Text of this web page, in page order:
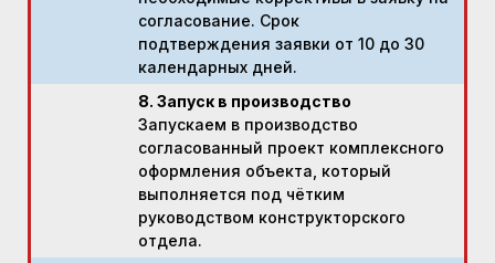
согласование. Срок
подтверждения заявки от 10 до 30
календарных дней.
8. Запуск в производство
Запускаем в производство
согласованный проект комплексного
оформления объекта, который
выполняется под чётким
руководством конструкторского
отдела.